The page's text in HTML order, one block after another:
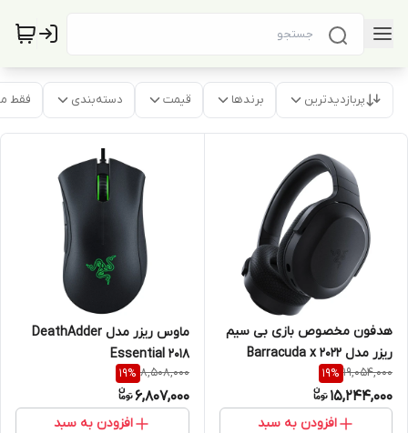
پربازدیدترین برندها قیمت دسته‌بندی فقط
هدفون مخصوص بازی بی سیم
ریزر مدل Barracuda x 2022
19,054,000
19%
15,244,000
افزودن به سبد
ماوس ریزر مدل DeathAdder
Essential 2018
8,508,000
19%
6,807,000
افزودن به سبد